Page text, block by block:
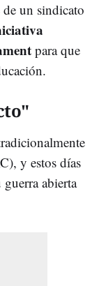
de un sindicato
para que
y estos días
guerra abierta